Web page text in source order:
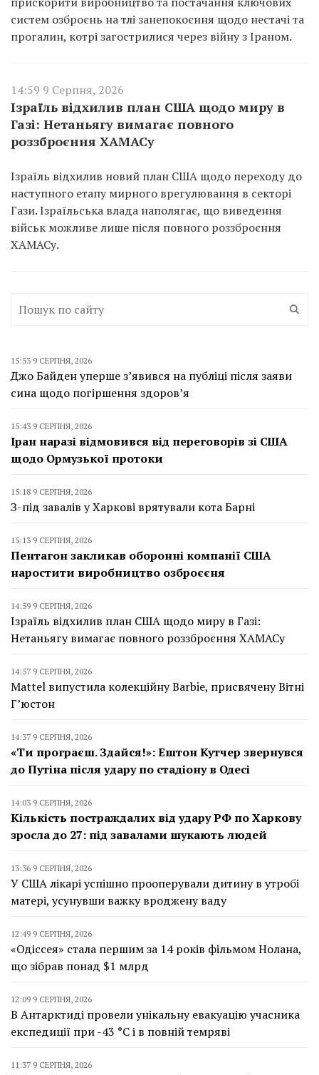
систем озброєнь на тлі занепокоєння щодо нестачі та
прогалин, котрі загострилися через війну з Іраном.
14:59 9 Серпня, 2026
Ізраїль відхилив план США щодо миру в
Газі: Нетаньягу вимагає повного
роззброєння ХАМАСу
Ізраїль відхилив новий план США щодо переходу до
наступного етапу мирного врегулювання в секторі
Гази. Ізраїльська влада наполягає, що виведення
військ можливе лише після повного роззброєння
ХАМАСу.
15:53 9 СЕРПНЯ, 2026
Джо Байден уперше з’явився на публіці після заяви
сина щодо погіршення здоров’я
15:43 9 СЕРПНЯ, 2026
Іран наразі відмовився від переговорів зі США
щодо Ормузької протоки
15:18 9 СЕРПНЯ, 2026
З-під завалів у Харкові врятували кота Барні
15:13 9 СЕРПНЯ, 2026
Пентагон закликав оборонні компанії США
наростити виробництво озброєєня
14:59 9 СЕРПНЯ, 2026
Ізраїль відхилив план США щодо миру в Газі:
Нетаньягу вимагає повного роззброєння ХАМАСу
14:57 9 СЕРПНЯ, 2026
Mattel випустила колекційну Barbie, присвячену Вітні
Г’юстон
14:37 9 СЕРПНЯ, 2026
«Ти програєш. Здайся!»: Ештон Кутчер звернувся
до Путіна після удару по стадіону в Одесі
14:03 9 СЕРПНЯ, 2026
Кількість постраждалих від удару РФ по Харкову
зросла до 27: під завалами шукають людей
13:36 9 СЕРПНЯ, 2026
У США лікарі успішно прооперували дитину в утробі
матері, усунувши важку вроджену ваду
12:49 9 СЕРПНЯ, 2026
«Одіссея» стала першим за 14 років фільмом Нолана,
що зібрав понад $1 млрд
12:09 9 СЕРПНЯ, 2026
В Антарктиді провели унікальну евакуацію учасника
експедиції при -43 °C і в повній темряві
11:37 9 СЕРПНЯ, 2026